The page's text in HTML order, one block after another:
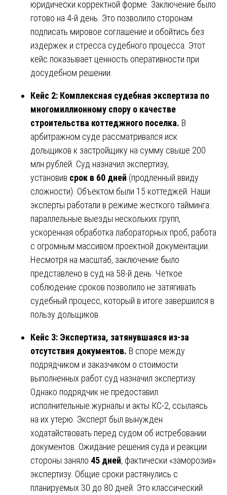
юридически корректной форме. Заключение было
готово на 4-й день. Это позволило сторонам
подписать мировое соглашение и обойтись без
издержек и стресса судебного процесса. Этот
кейс показывает ценность оперативности при
досудебном решении.
Кейс 2: Комплексная судебная экспертиза по
многомиллионному спору о качестве
строительства коттеджного поселка. В
арбитражном суде рассматривался иск
дольщиков к застройщику на сумму свыше 200
млн рублей. Суд назначил экспертизу,
установив срок в 60 дней (продленный ввиду
сложности). Объектом были 15 коттеджей. Наши
эксперты работали в режиме жесткого тайминга:
параллельные выезды нескольких групп,
ускоренная обработка лабораторных проб, работа
с огромным массивом проектной документации.
Несмотря на масштаб, заключение было
представлено в суд на 58-й день. Четкое
соблюдение сроков позволило не затягивать
судебный процесс, который в итоге завершился в
пользу дольщиков.
Кейс 3: Экспертиза, затянувшаяся из-за
отсутствия документов. В споре между
подрядчиком и заказчиком о стоимости
выполненных работ суд назначил экспертизу.
Однако подрядчик не предоставил
исполнительные журналы и акты КС-2, ссылаясь
на их утерю. Эксперт был вынужден
ходатайствовать перед судом об истребовании
документов. Ожидание решения суда и реакции
стороны заняло 45 дней, фактически «заморозив»
экспертизу. Общие сроки растянулись с
планируемых 30 до 80 дней. Это классический